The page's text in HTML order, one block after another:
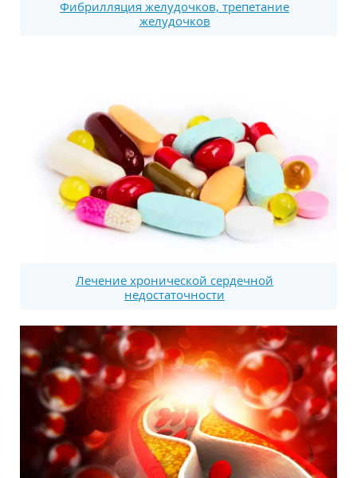
Фибрилляция желудочков, трепетание
желудочков
Лечение хронической сердечной
недостаточности